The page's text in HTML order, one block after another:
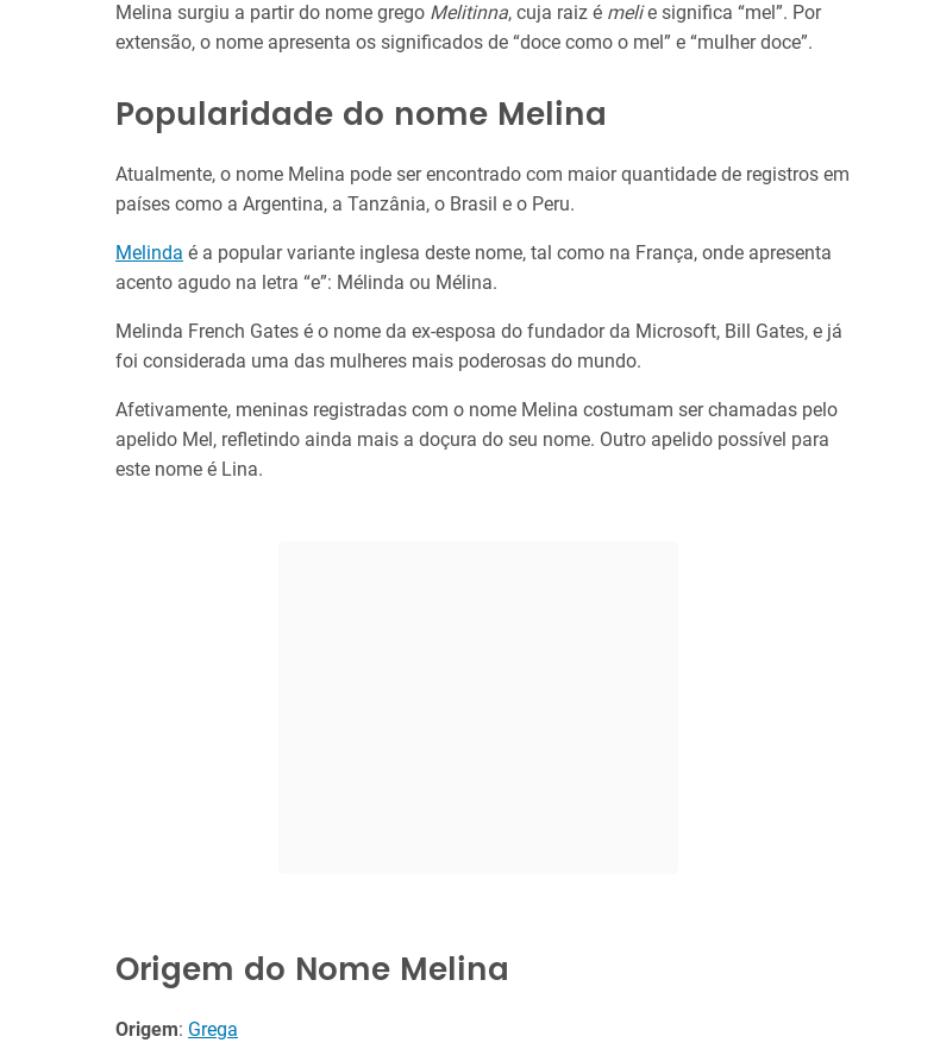
Melina surgiu a partir do nome grego Melitinna, cuja raiz é melie significa “mel”. Por
extensão, o nome apresenta os significados de “doce como o mel” e “mulher doce”.
Popularidade do nome Melina
Atualmente, o nome Melina pode ser encontrado com maior quantidade de registros em
países como a Argentina, a Tanzânia, o Brasil e o Peru.
Melinda é a popular variante inglesa deste nome, tal como na França, onde apresenta
acento agudo na letra “e”: Mélinda ou Mélina.
Melinda French Gates é o nome da ex-esposa do fundador da Microsoft, Bill Gates, e já
foi considerada uma das mulheres mais poderosas do mundo.
Afetivamente, meninas registradas com o nome Melina costumam ser chamadas pelo
apelido Mel, refletindo ainda mais a doçura do seu nome. Outro apelido possível para
este nome é Lina.
Origem do Nome Melina
Origem: Grega